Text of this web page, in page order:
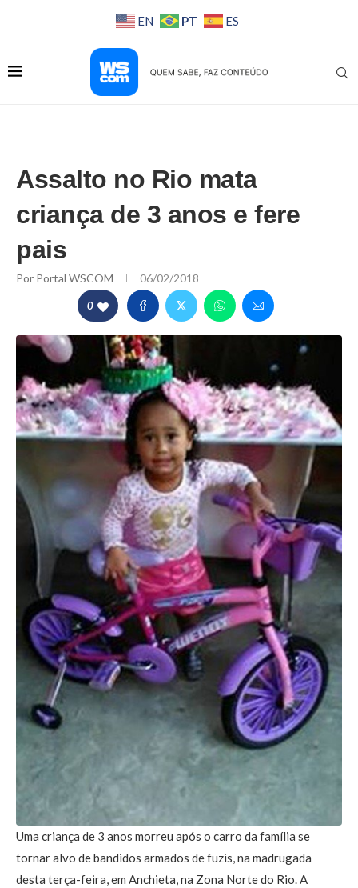
EN PT ES
Assalto no Rio mata
criança de 3 anos e fere
pais
Por Portal WSCOM 06/02/2018
0
Uma criança de 3 anos morreu após o carro da família se
tornar alvo de bandidos armados de fuzis, na madrugada
desta terça-feira, em Anchieta, na Zona Norte do Rio. A